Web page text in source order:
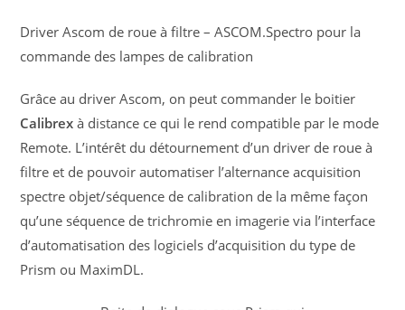
Driver Ascom de roue à filtre – ASCOM.Spectro pour la
commande des lampes de calibration
Grâce au driver Ascom, on peut commander le boitier
Calibrex à distance ce qui le rend compatible par le mode
Remote. L’intérêt du détournement d’un driver de roue à
filtre et de pouvoir automatiser l’alternance acquisition
spectre objet/séquence de calibration de la même façon
qu’une séquence de trichromie en imagerie via l’interface
d’automatisation des logiciels d’acquisition du type de
Prism ou MaximDL.